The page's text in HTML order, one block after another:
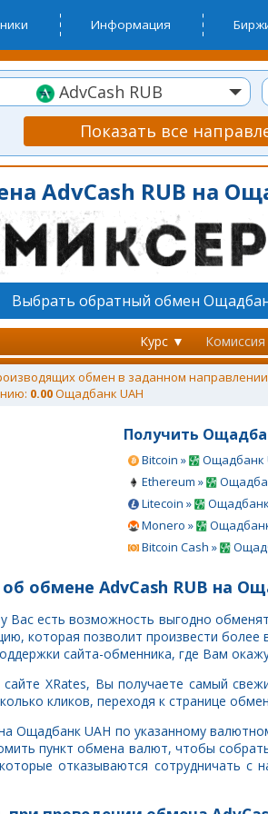
Информация
AdvCash RUB
Показать все
AdvCash RUB на
Выбрать обратный обмен
Курс ▼ Комиссия
обмен в заданном
0.00Ощадбанк UAH
Получить
Bitcoin »
Ощадбанк
Ethereum »
Litecoin »
Ощадбанк
Monero »
Bitcoin Cash »
обмене AdvCash RUB на
Вас есть возможность выгодно
которая позволит произвести более
сайта-обменника, где Вам
XRates, Вы получаете самый
кликов, переходя к странице
Ощадбанк UAH по указанному
пункт обмена валют, чтобы
отказываются сотрудничать